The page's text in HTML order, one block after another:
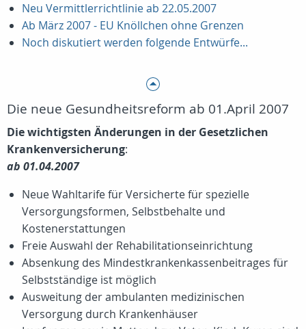
Neu Vermittlerrichtlinie ab 22.05.2007
Ab März 2007 - EU Knöllchen ohne Grenzen
Noch diskutiert werden folgende Entwürfe...
Die neue Gesundheitsreform ab 01.April 2007
Die wichtigsten Änderungen in der Gesetzlichen
Krankenversicherung:
ab 01.04.2007
Neue Wahltarife für Versicherte für spezielle
Versorgungsformen, Selbstbehalte und
Kostenerstattungen
Freie Auswahl der Rehabilitationseinrichtung
Absenkung des Mindestkrankenkassenbeitrages für
Selbstständige ist möglich
Ausweitung der ambulanten medizinischen
Versorgung durch Krankenhäuser